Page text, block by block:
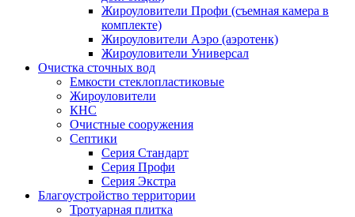
Жироуловители Профи (съемная камера в
комплекте)
Жироуловители Аэро (аэротенк)
Жироуловители Универсал
Очистка сточных вод
Емкости стеклопластиковые
Жироуловители
КНС
Очистные сооружения
Септики
Серия Стандарт
Серия Профи
Серия Экстра
Благоустройство территории
Тротуарная плитка